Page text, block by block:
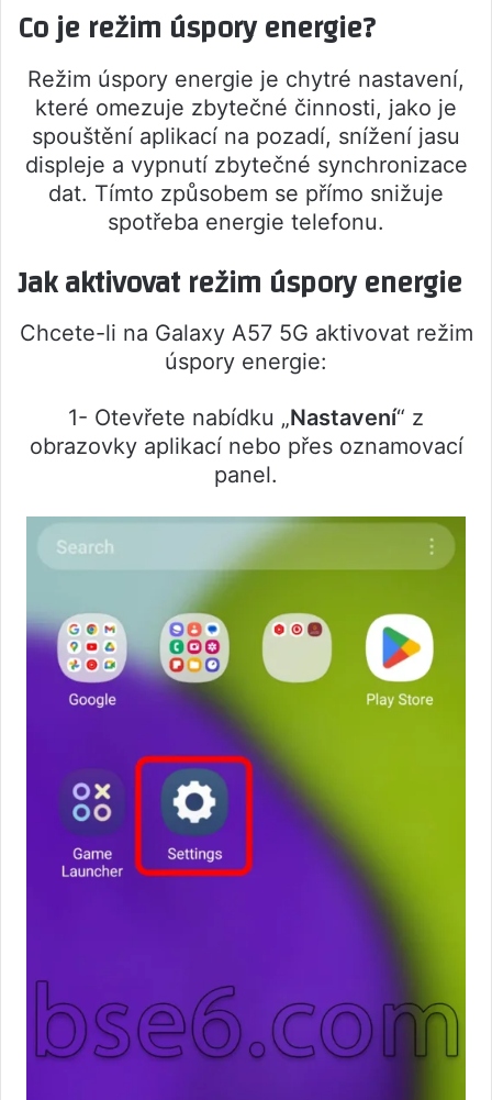
Co je režim úspory energie?
Režim úspory energie je chytré nastavení,
které omezuje zbytečné činnosti, jako je
spouštění aplikací na pozadí, snížení jasu
displeje a vypnutí zbytečné synchronizace
dat. Tímto způsobem se přímo snižuje
spotřeba energie telefonu.
Jak aktivovat režim úspory energie
Chcete-li na Galaxy A57 5G aktivovat režim
úspory energie:
1- Otevřete nabídku „Nastavení“ z
obrazovky aplikací nebo přes oznamovací
panel.